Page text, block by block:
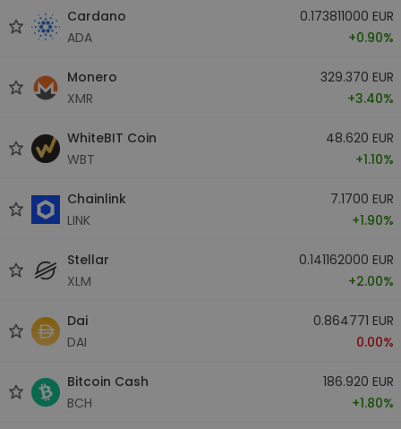
Cardano
ADA
0.173811000 EUR
+0.90%
Monero
XMR
329.370 EUR
+3.40%
WhiteBIT Coin
WBT
48.620 EUR
+1.10%
Chainlink
LINK
7.1700 EUR
+1.90%
Stellar
XLM
0.141162000 EUR
+2.00%
Dai
DAI
0.864771 EUR
0.00%
Bitcoin Cash
BCH
186.920 EUR
+1.80%